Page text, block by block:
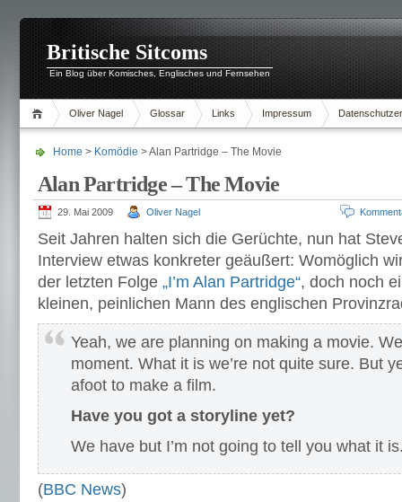
Britische Sitcoms
Ein Blog über Komisches, Englisches und Fernsehen
Oliver Nagel Glossar Links Impressum
Home > Komödie > Alan Partridge – The Movie
Alan Partridge – The Movie
29. Mai 2009 Oliver Nagel
Seit Jahren halten sich die Gerüchte, nun hat
Interview etwas konkreter geäußert: Womöglich
der letzten Folge „I’m Alan Partridge“, doch noch
kleinen, peinlichen Mann des englischen
Yeah, we are planning on making a movie.
moment. What it is we’re not quite sure. But
afoot to make a film.
Have you got a storyline yet?
We have but I’m not going to tell you what it
(BBC News)